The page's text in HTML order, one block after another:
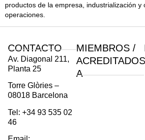
productos de la empresa, industrialización y
operaciones.
CONTACTO
Av. Diagonal 211,
Planta 25
Torre Glòries –
08018 Barcelona
Tel: +34 93 535 02
46
MIEMBROS /
ACREDITADOS
A